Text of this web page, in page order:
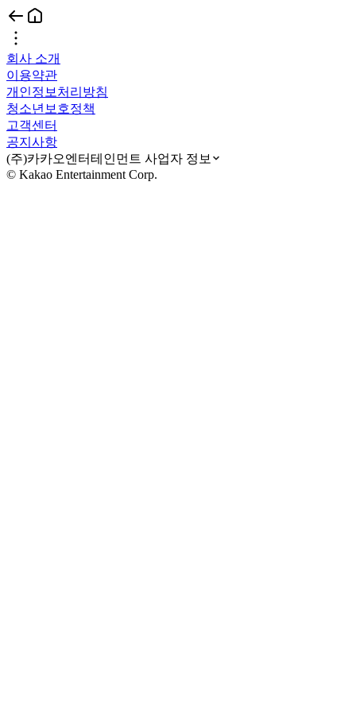
회사 소개
이용약관
개인정보처리방침
청소년보호정책
고객센터
공지사항
(주)카카오엔터테인먼트 사업자 정보
© Kakao Entertainment Corp.